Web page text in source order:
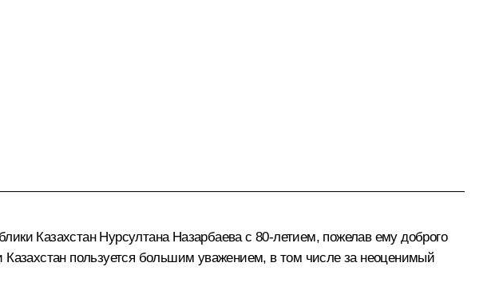
Казахстан Нурсултана Назарбаевас 80‑летием, пожелав ему доброго
Казахстан пользуется большим уважением, в том числе за неоценимый